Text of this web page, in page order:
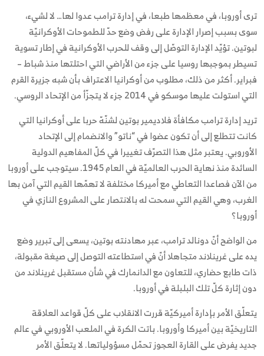
ترى أوروبا، في معظمها طبعا، في إدارة ترامب عدوا لها… لا لشيء،
سوى بسبب إصرار الإدارة على رفض وضع حدّ للطموحات الأوكرانيّة
لبوتين. تؤيّد الإدارة التوصّل إلى وقف للحرب الأوكرانية في إطار تسوية
تسيطر بموجبها روسيا على جزء من الأراضي التي احتلتها منذ شباط –
فبراير. أكثر من ذلك، مطلوب من أوكرانيا الاعتراف بأن شبه جزيرة القرم
التي استولت عليها موسكو في 2014 جزء لا يتجزّأ من الإتحاد الروسي.
تريد إدارة ترامب مكافأة فلاديمير بوتين لشنّهّ حربا على أوكرانيا التي
كانت تتطلع إلى أن تكون عضوا في “ناتو” والانضمام إلى الإتحاد
الأوروبي. يعتبر مثل هذا التصرّف تغييرا في كلّ المفاهيم الدولية
السائدة منذ نهاية الحرب العالميّة في العام 1945. سيتوجب على أوروبا
من الآن فصاعدا التعاطي مع أميركا مختلفة لا تهمّها القيم التي آمن بها
الغرب، وهي القيم التي سمحت له بالانتصار على المشروع النازي في
أوروبا؟
من الواضح أنّ دونالد ترامب، عبر مهادنته بوتين، يسعى إلى تبرير وضع
يده على غرينلاند متجاهلا أنّ في استطاعته التوصل إلى صيغة مقبولة،
ذات طابع حضاري، للتعاون مع الدانمارك في شأن مستقبل غرينلاند من
دون إثارة كلّ تلك البلبلة في أوروبا.
يتعلّق الأمر بإدارة أميركيّة قررت الانقلاب على كلّ قواعد العلاقة
التاريخيّة بين أميركا وأوروبا. باتت الكرة في الملعب الأوروبي في عالم
جديد يفرض على القارة العجوز تحمّل مسؤولياتها. لا يتعلّق الأمر